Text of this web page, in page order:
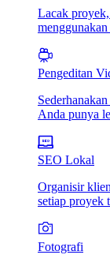
Lacak
Pengeditan
Anda punya
SEO Lokal
Organisir
setiap proyek
Fotografi